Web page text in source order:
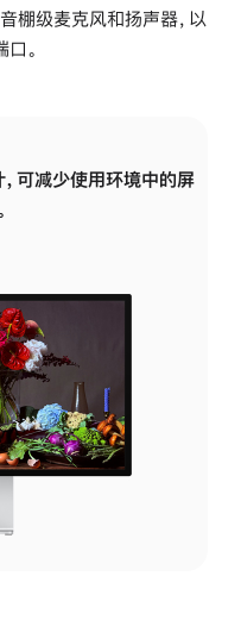
级麦克风和扬声器，以
。
可减少使用环境中的屏